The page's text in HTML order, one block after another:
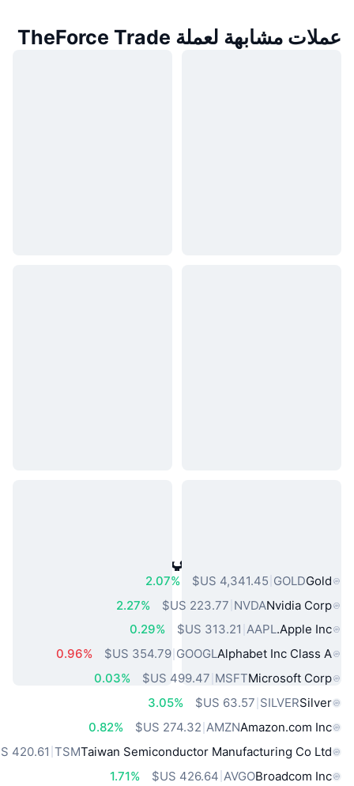
عملات مشابهة لعملة TheForce Trade
أصول العالم الحقيقي الشائعة
Gold
GOLD
2.07%
Nvidia Corp
NVDA
2.27%
Apple Inc.
AAPL
0.29%
Alphabet Inc Class A
GOOGL
‏354.79 US$
0.96%
Microsoft Corp
MSFT
0.03%
Silver
SILVER
3.05%
Amazon.com Inc
AMZN
0.82%
Taiwan Semiconductor Manufacturing Co Ltd
TSM
Broadcom Inc
AVGO
1.71%